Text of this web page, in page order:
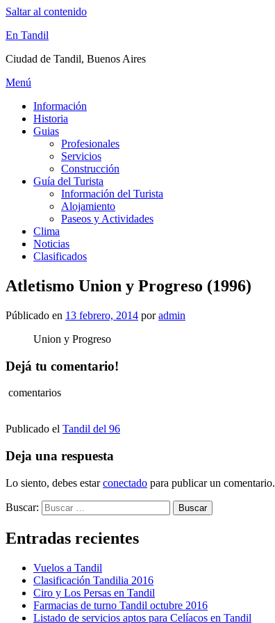
Saltar al contenido
En Tandil
Ciudad de Tandil, Buenos Aires
Menú
Información
Historia
Guias
Profesionales
Servicios
Construcción
Guía del Turista
Información del Turista
Alojamiento
Paseos y Actividades
Clima
Noticias
Clasificados
Atletismo Union y Progreso (1996)
Públicado en 13 febrero, 2014 poradmin
Union y Progreso
Dejá tu comentario!
comentarios
Publicado el Tandil del 96
Deja una respuesta
Lo siento, debes estarconectado para publicar un comentario.
Buscar:
Entradas recientes
Vuelos a Tandil
Clasificación Tandilia 2016
Ciro y Los Persas en Tandil
Farmacias de turno Tandil octubre 2016
Listado de servicios aptos para Celíacos en Tandil